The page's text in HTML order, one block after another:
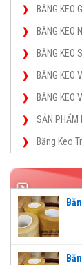
BĂNG KEO
BĂNG KEO
BĂNG KEO
BĂNG KEO
BĂNG KEO
SẢN PHẨM
Băng Keo